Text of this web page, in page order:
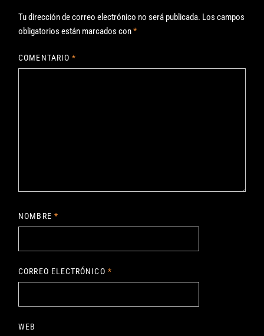
Tu dirección de correo electrónico no será publicada. Los campos
obligatorios están marcados con*
COMENTARIO*
NOMBRE *
CORREO ELECTRÓNICO *
WEB